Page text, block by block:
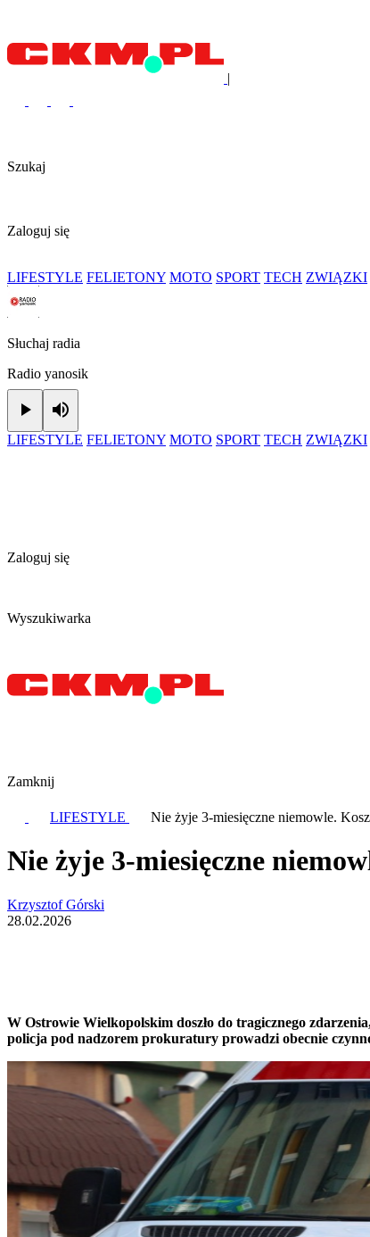
|
Szukaj
Zaloguj się
LIFESTYLE FELIETONY MOTO SPORT TECH ZWIĄZKI
Słuchaj radia
Radio yanosik
Play
LIFESTYLE FELIETONY MOTO SPORT TECH ZWIĄZKI
Zaloguj się
Wyszukiwarka
Zamknij
LIFESTYLE Nie żyje 3-miesięczne niemowle.
Nie żyje 3-miesięczne
Krzysztof Górski
28.02.2026
W Ostrowie Wielkopolskim doszło do tragicznego
policja pod nadzorem prokuratury prowadzi obecnie